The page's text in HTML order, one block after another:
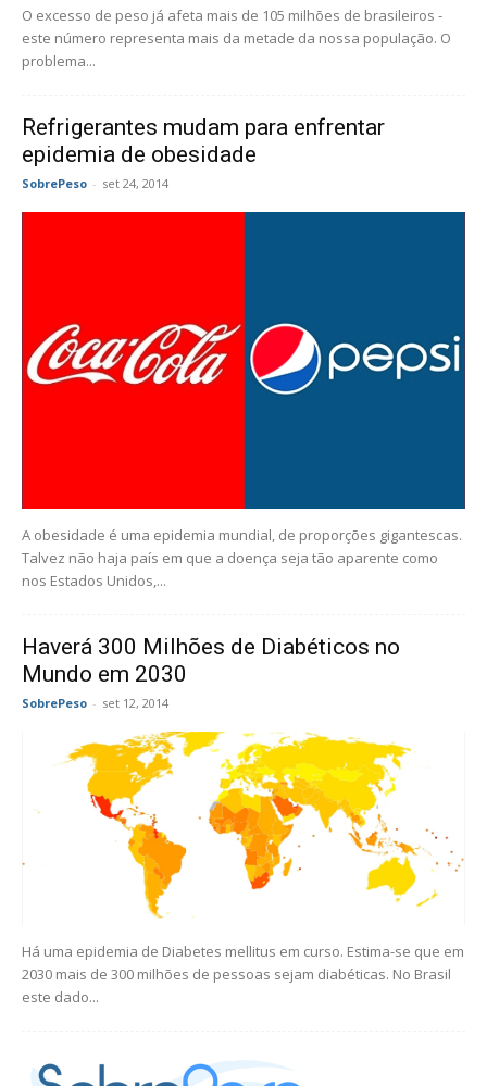
O excesso de peso já afeta mais de 105 milhões de brasileiros -
este número representa mais da metade da nossa população. O
problema...
Refrigerantes mudam para enfrentar
epidemia de obesidade
SobrePeso - set 24, 2014
A obesidade é uma epidemia mundial, de proporções gigantescas.
Talvez não haja país em que a doença seja tão aparente como
nos Estados Unidos,...
Haverá 300 Milhões de Diabéticos no
Mundo em 2030
SobrePeso - set 12, 2014
Há uma epidemia de Diabetes mellitus em curso. Estima-se que em
2030 mais de 300 milhões de pessoas sejam diabéticas. No Brasil
este dado...